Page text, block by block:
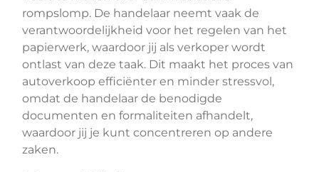
rompslomp. De handelaar neemt vaak de
verantwoordelijkheid voor het regelen van het
papierwerk, waardoor jij als verkoper wordt
ontlast van deze taak. Dit maakt het proces van
autoverkoop efficiënter en minder stressvol,
omdat de handelaar de benodigde
documenten en formaliteiten afhandelt,
waardoor jij je kunt concentreren op andere
zaken.